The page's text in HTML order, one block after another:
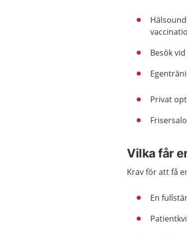
Besök
Privat
Vilka får
Krav för att få
En